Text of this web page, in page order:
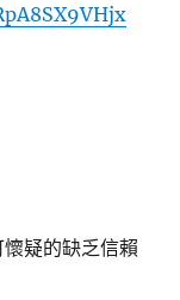
疑的缺乏信賴